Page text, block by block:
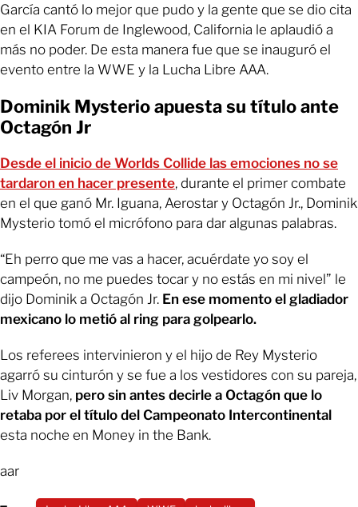
García cantó lo mejor que pudo y la gente que se dio cita
en el KIA Forum de Inglewood, California le aplaudió a
más no poder. De esta manera fue que se inauguró el
evento entre la WWE y la Lucha Libre AAA.
Dominik Mysterio apuesta su título ante
Octagón Jr
Desde el inicio de Worlds Collide las emociones no se
tardaron en hacer presente, durante el primer combate
en el que ganó Mr. Iguana, Aerostar y Octagón Jr., Dominik
Mysterio tomó el micrófono para dar algunas palabras.
“Eh perro que me vas a hacer, acuérdate yo soy el
campeón, no me puedes tocar y no estás en mi nivel” le
dijo Dominik a Octagón Jr. En ese momento el gladiador
mexicano lo metió al ring para golpearlo.
Los referees intervinieron y el hijo de Rey Mysterio
agarró su cinturón y se fue a los vestidores con su pareja,
Liv Morgan, pero sin antes decirle a Octagón que lo
retaba por el título del Campeonato Intercontinental
esta noche en Money in the Bank.
aar